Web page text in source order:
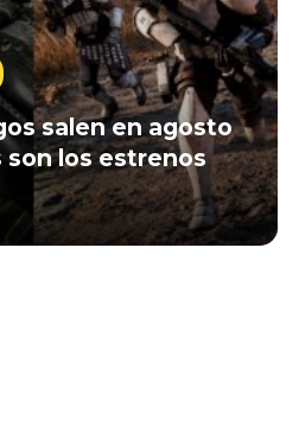
salen en agosto
son los estrenos